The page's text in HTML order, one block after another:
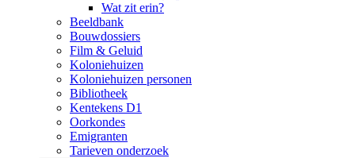
Wat zit erin?
Beeldbank
Bouwdossiers
Film & Geluid
Koloniehuizen
Koloniehuizen personen
Bibliotheek
Kentekens D1
Oorkondes
Emigranten
Tarieven onderzoek